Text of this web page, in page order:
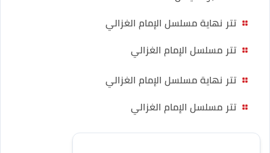
تتر نهاية مسلسل الإمام الغزالي
تتر مسلسل الإمام الغزالي
تتر نهاية مسلسل الإمام الغزالي
تتر مسلسل الإمام الغزالي